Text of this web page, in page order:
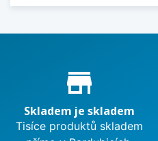
Proč nakupovat u nás?
store_mall_directory
Skladem je skladem
Tisíce produktů skladem